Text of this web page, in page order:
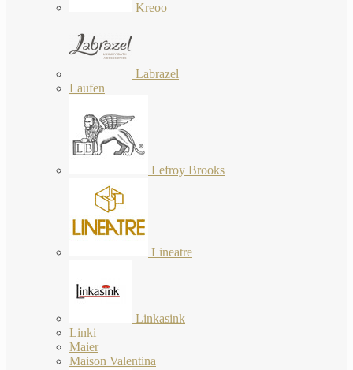
Kreoo
Labrazel
Laufen
Lefroy Brooks
Lineatre
Linkasink
Linki
Maier
Maison Valentina